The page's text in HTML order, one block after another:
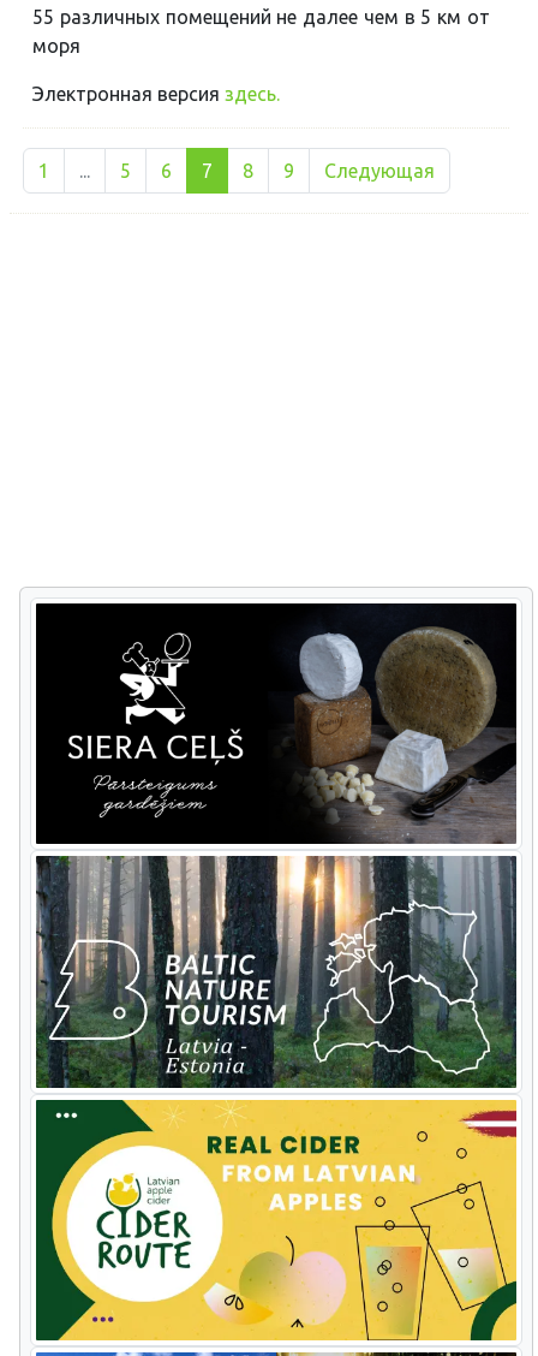
55 различных помещений не далее чем в 5 км от
моря
Электронная версия здесь.
1 5 6 7 8 9 Следующая